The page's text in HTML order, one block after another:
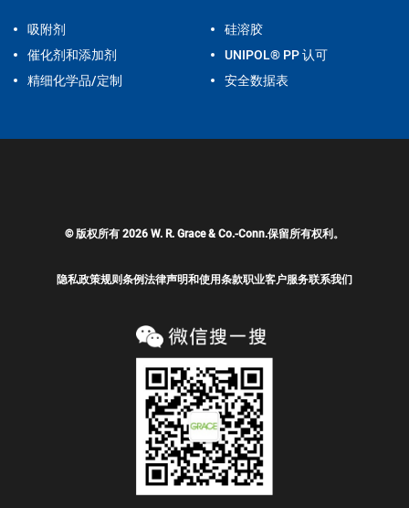
吸附剂
催化剂和添加剂
精细化学品/定制
硅溶胶
UNIPOL® PP 认可
安全数据表
© 版权所有 2026 W. R. Grace & Co.-Conn.保留所有权利。
隐私政策规则条例法律声明和使用条款职业客户服务联系我们